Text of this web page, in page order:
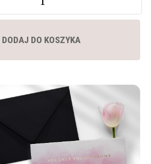
DODAJ DO KOSZYKA